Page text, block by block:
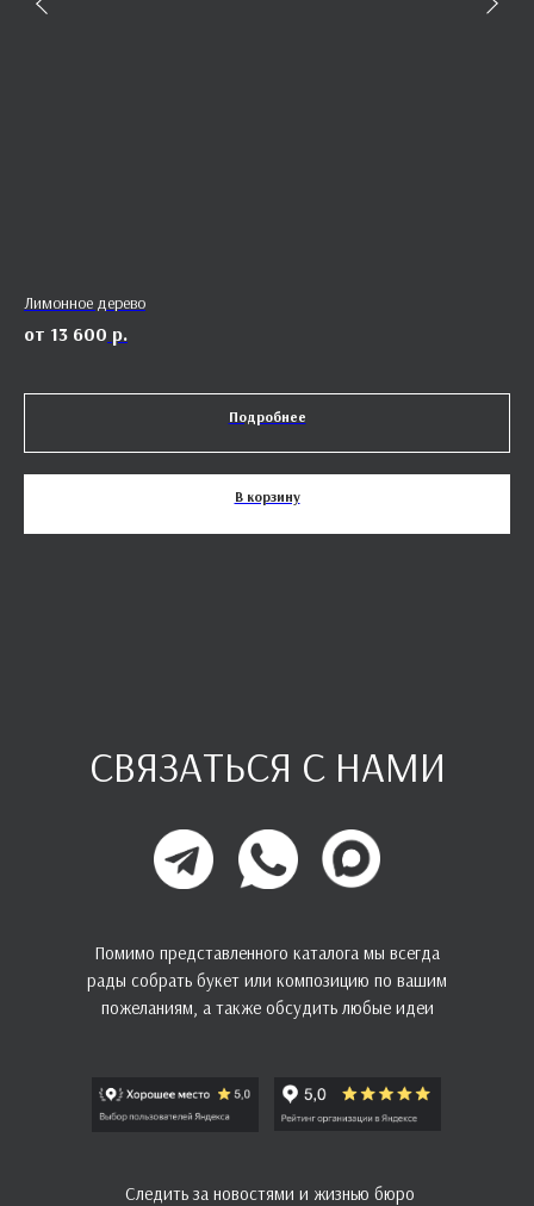
Лимонное дерево
13 600 р.
Подробнее
В корзину
СВЯЗАТЬСЯ С НАМИ
Помимо представленного каталога мы всегда
рады собрать букет или композицию по вашим
пожеланиям, а также обсудить любые идеи
Следить за новостями и жизнью бюро